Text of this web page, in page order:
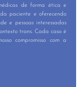
de forma ética e
paciente e oferecendo
e pessoas interessadas
trans. Cada caso é
compromisso com a